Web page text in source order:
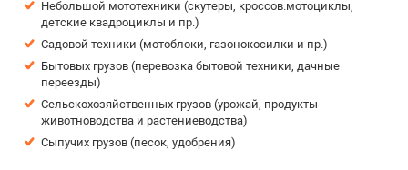
Небольшой мототехники (скутеры, кроссов.мотоциклы,
детские квадроциклы и пр.)
Садовой техники (мотоблоки, газонокосилки и пр.)
Бытовых грузов (перевозка бытовой техники, дачные
переезды)
Сельскохозяйственных грузов (урожай, продукты
животноводства и растениеводства)
Сыпучих грузов (песок, удобрения)